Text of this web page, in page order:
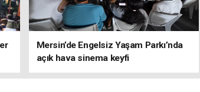
Mersin’de Engelsiz Yaşam Parkı’nda
açık hava sinema keyfi